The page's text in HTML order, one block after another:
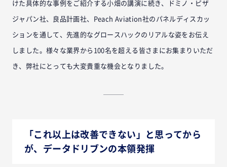
けた具体的な事例をご紹介する小畑の講演に続き、ドミノ・ピザ
ジャパン社、良品計画社、Peach Aviation社のパネルディスカッ
ションを通して、先進的なグロースハックのリアルな姿をお伝え
しました。様々な業界から100名を超える皆さまにお集まりいただ
き、弊社にとっても大変貴重な機会となりました。
「これ以上は改善できない」と思ってから
が、データドリブンの本領発揮